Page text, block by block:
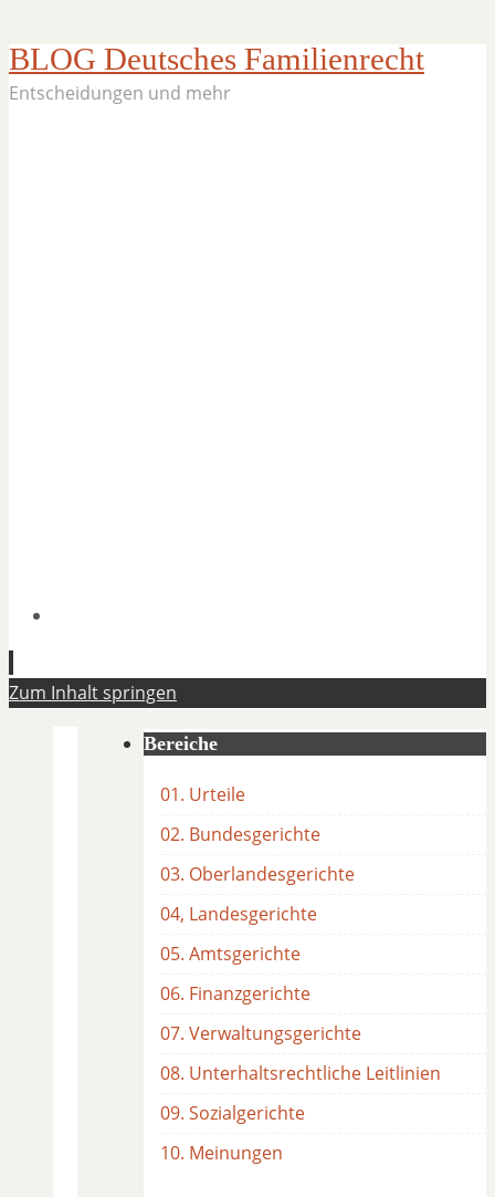
BLOG Deutsches Familienrecht
Entscheidungen und mehr
Zum Inhalt springen
Bereiche
01. Urteile
02. Bundesgerichte
03. Oberlandesgerichte
04, Landesgerichte
05. Amtsgerichte
06. Finanzgerichte
07. Verwaltungsgerichte
08. Unterhaltsrechtliche Leitlinien
09. Sozialgerichte
10. Meinungen